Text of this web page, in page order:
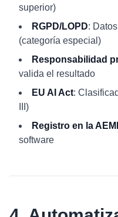
superior)
RGPD/LOPD:
(categoría especial)
Responsabilidad
valida el resultado
EU AI Act:
III)
Registro en la
software